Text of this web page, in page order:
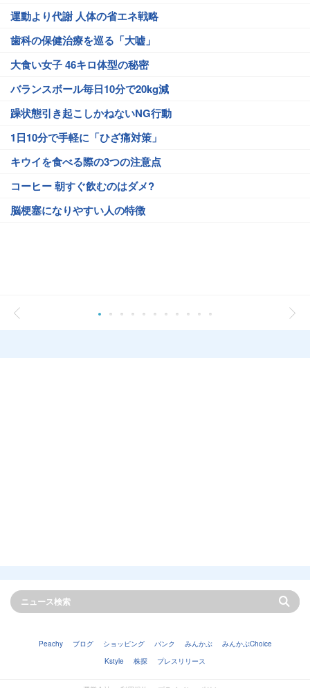
運動より代謝 人体の省エネ戦略
歯科の保健治療を巡る「大嘘」
大食い女子 46キロ体型の秘密
バランスボール毎日10分で20kg減
躁状態引き起こしかねないNG行動
1日10分で手軽に「ひざ痛対策」
キウイを食べる際の3つの注意点
コーヒー 朝すぐ飲むのはダメ?
脳梗塞になりやすい人の特徴
Peachy ブログ ショッピング バンク みんかぶ
みんかぶChoice
Kstyle
株探 プレスリリース